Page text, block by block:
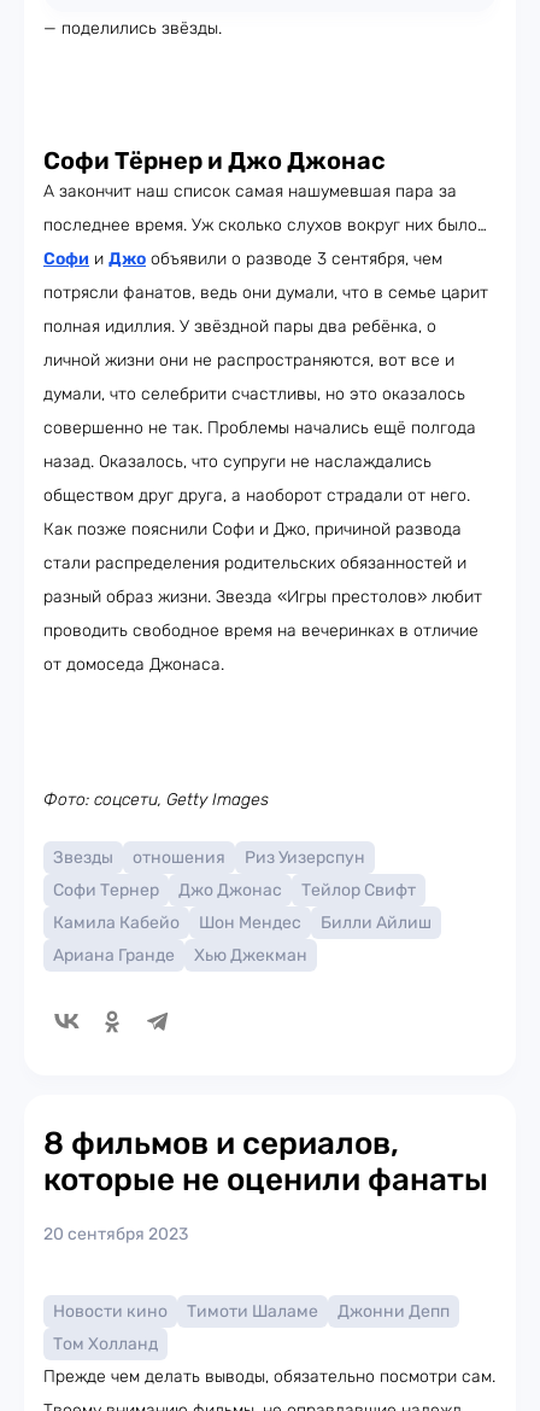
— поделились звёзды.
Софи Тёрнер и Джо Джонас
А закончит наш список самая нашумевшая пара за
последнее время. Уж сколько слухов вокруг них было…
Софи и Джо объявили о разводе 3 сентября, чем
потрясли фанатов, ведь они думали, что в семье царит
полная идиллия. У звёздной пары два ребёнка, о
личной жизни они не распространяются, вот все и
думали, что селебрити счастливы, но это оказалось
совершенно не так. Проблемы начались ещё полгода
назад. Оказалось, что супруги не наслаждались
обществом друг друга, а наоборот страдали от него.
Как позже пояснили Софи и Джо, причиной развода
стали распределения родительских обязанностей и
разный образ жизни. Звезда «Игры престолов» любит
проводить свободное время на вечеринках в отличие
от домоседа Джонаса.
Фото: соцсети, Getty Images
Звезды отношения
Риз Уизерспун
Софи Тернер
Джо Джонас
Тейлор Свифт
Камила Кабейо
Шон Мендес
Билли Айлиш
Ариана Гранде
Хью Джекман
8 фильмов и сериалов,
которые не оценили фанаты
20 сентября 2023
Новости кино Тимоти Шаламе
Джонни Депп
Том Холланд
Прежде чем делать выводы, обязательно посмотри сам.